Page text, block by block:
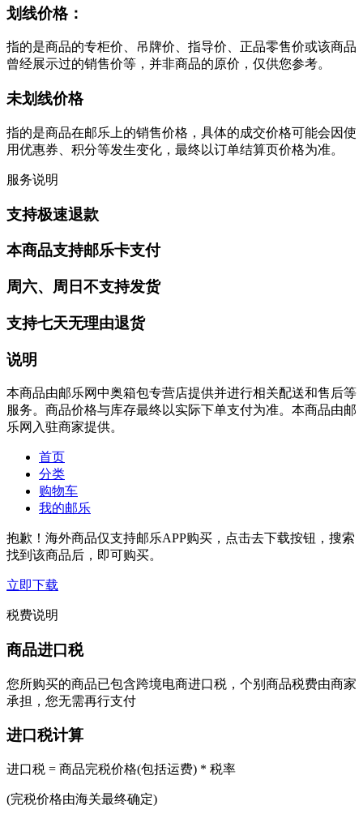
划线价格：
指的是商品的专柜价、吊牌价、指导价、正品零售价或该商品
曾经展示过的销售价等，并非商品的原价，仅供您参考。
未划线价格
指的是商品在邮乐上的销售价格，具体的成交价格可能会因使
用优惠券、积分等发生变化，最终以订单结算页价格为准。
服务说明
支持极速退款
本商品支持邮乐卡支付
周六、周日不支持发货
支持七天无理由退货
说明
本商品由邮乐网中奥箱包专营店提供并进行相关配送和售后等
服务。商品价格与库存最终以实际下单支付为准。本商品由邮
乐网入驻商家提供。
首页
分类
购物车
我的邮乐
抱歉！海外商品仅支持邮乐APP购买，点击去下载按钮，搜索
找到该商品后，即可购买。
立即下载
税费说明
商品进口税
您所购买的商品已包含跨境电商进口税，个别商品税费由商家
承担，您无需再行支付
进口税计算
进口税 = 商品完税价格(包括运费) * 税率
(完税价格由海关最终确定)